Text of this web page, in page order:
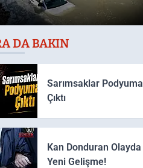
DA BAKIN
Sarımsaklar Podyuma
Çıktı
Kan Donduran Olayda
Yeni Gelişme!